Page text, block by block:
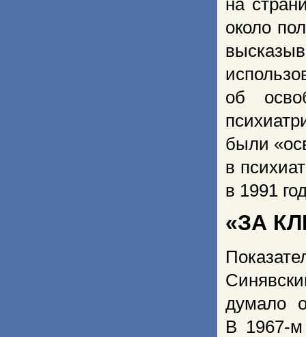
на
около
об
были
в
в 1991
«ЗА
думало
В 1967-м